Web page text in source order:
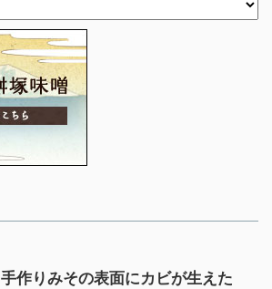
手作りみその表面にカビが生えた